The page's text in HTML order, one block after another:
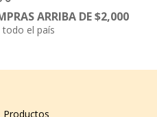
ARRIBA DE $2,000
todo el país
Productos